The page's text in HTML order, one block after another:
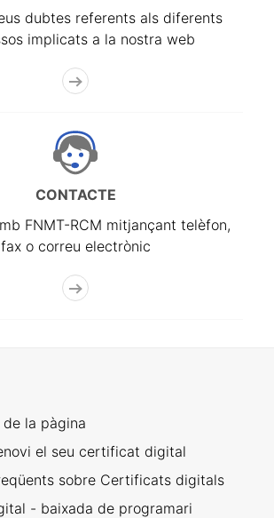
dubtes referents als diferents
implicats a la nostra web
CONTACTE
FNMT-RCM mitjançant telèfon,
fax o correu electrònic
la pàgina
el seu certificat digital
sobre Certificats digitals
- baixada de programari